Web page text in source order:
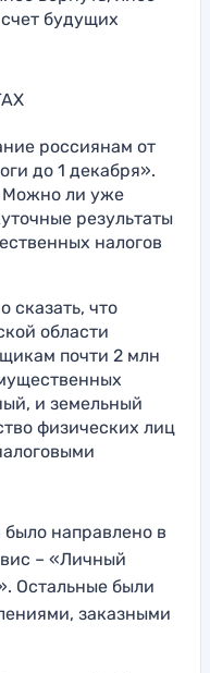
будущих
россиянам от
до 1 декабря».
Можно ли уже
результаты
налогов
сказать, что
области
почти 2 млн
и земельный
физических лиц
направлено в
– «Личный
Остальные были
заказными